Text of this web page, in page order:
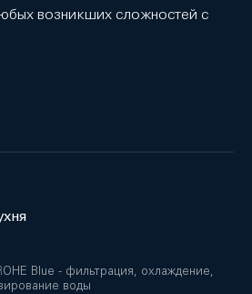
возникших сложностей с
Blue - фильтрация, охлаждение,
воды